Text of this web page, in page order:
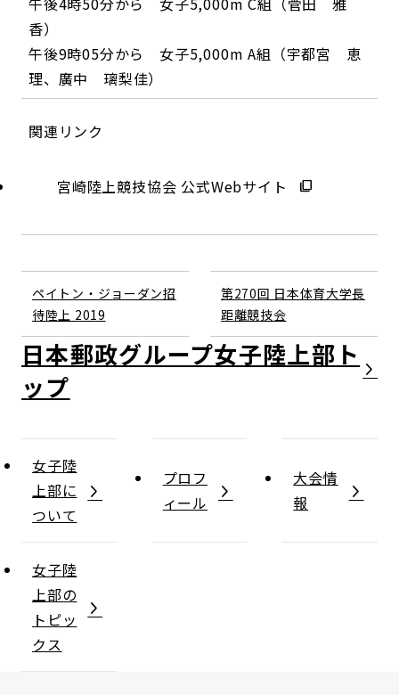
香）
午後9時05分から 女子5,000m A組（宇都宮 恵
理、廣中 璃梨佳）
関連リンク
宮崎陸上競技協会 公式Webサイト
ペイトン・ジョーダン招
待陸上 2019
第270回 日本体育大学長
距離競技会
日本郵政グループ女子陸上部
女子陸
上部に
ついて
プロフ
ィール
大会情
報
女子陸
上部の
トピッ
クス